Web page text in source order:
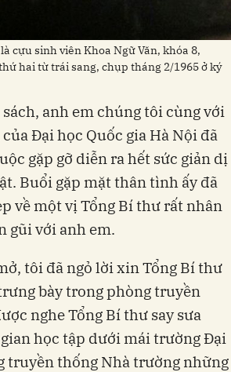
cựu sinh viên Khoa Ngữ Văn, khóa 8,
hai từ trái sang, chụp tháng 2/1965 ở ký
anh em chúng tôi cùng với
Đại học Quốc gia Hà Nội đã
gặp gỡ diễn ra hết sức giản dị
Buổi gặp mặt thân tình ấy đã
về một vị Tổng Bí thư rất nhân
gũi với anh em.
tôi đã ngỏ lời xin Tổng Bí thư
bày trong phòng truyền
nghe Tổng Bí thư say sưa
học tập dưới mái trường Đại
truyền thống Nhà trường những